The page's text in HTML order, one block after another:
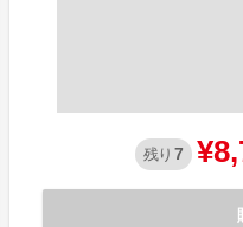
残り 7